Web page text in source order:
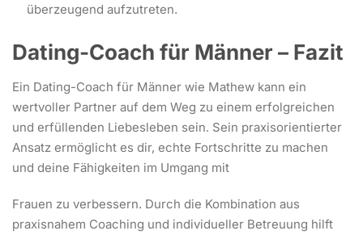
überzeugend aufzutreten.
Dating-Coach für Männer – Fazit
Ein Dating-Coach für Männer wie Mathew kann ein
wertvoller Partner auf dem Weg zu einem erfolgreichen
und erfüllenden Liebesleben sein. Sein praxisorientierter
Ansatz ermöglicht es dir, echte Fortschritte zu machen
und deine Fähigkeiten im Umgang mit
Frauen zu verbessern. Durch die Kombination aus
praxisnahem Coaching und individueller Betreuung hilft